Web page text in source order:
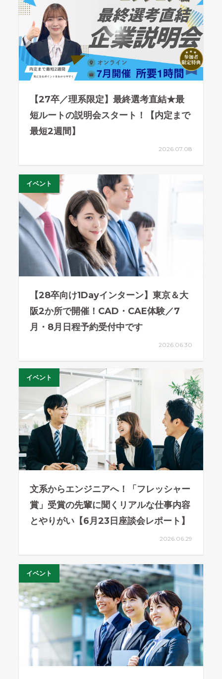
【27卒／理系限定】最終選考直結★最
短ルートの説明会スタート！【内定まで
最短2週間】
2026.07.08
イベント
【28卒向け1Dayインターン】東京＆大
阪2か所で開催！CAD・CAE体験／7
月・8月日程予約受付中です
2026.06.30
イベント
文系からエンジニアへ！「フレッシャー
賞」受賞の先輩に聞くリアルな仕事内容
とやりがい【6月23日座談会レポート】
2026.06.29
イベント